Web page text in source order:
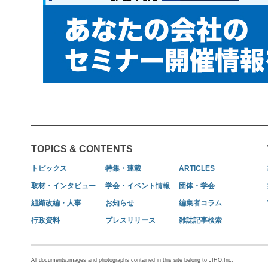
TOPICS & CONTENTS
トピックス 特集・連載 ARTICLES
取材・インタビュー 学会・イベント情報 団体・学会
組織改編・人事 お知らせ 編集者コラム
行政資料 プレスリリース 雑誌記事検索
All documents,images and photographs contained in this site belong to JIHO,Inc.